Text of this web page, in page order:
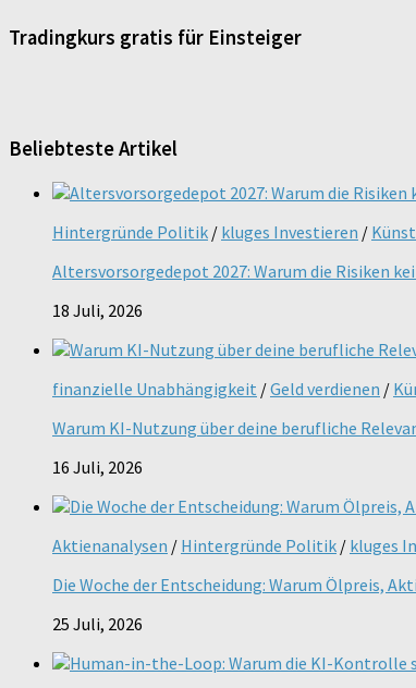
Tradingkurs gratis für Einsteiger
Beliebteste Artikel
Hintergründe Politik / kluges Investieren /
Altersvorsorgedepot 2027: Warum die Risiken
18 Juli, 2026
finanzielle Unabhängigkeit /Geld verdienen /
Warum KI-Nutzung über deine berufliche
16 Juli, 2026
Aktienanalysen / Hintergründe Politik / kluges
Die Woche der Entscheidung: Warum Ölpreis,
25 Juli, 2026